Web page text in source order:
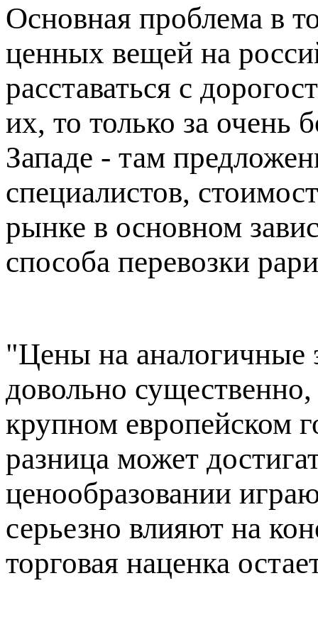
Основная проблема в
ценных вещей на
расставаться с
их, то только за очень
Западе - там
специалистов,
рынке в основном
способа перевозки
"Цены на аналогичные
довольно
крупном европейском
разница может
ценообразовании
серьезно влияют на
торговая наценка